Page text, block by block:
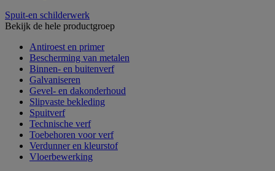
Spuit-en schilderwerk
Bekijk de hele productgroep
Antiroest en primer
Bescherming van metalen
Binnen- en buitenverf
Galvaniseren
Gevel- en dakonderhoud
Slipvaste bekleding
Spuitverf
Technische verf
Toebehoren voor verf
Verdunner en kleurstof
Vloerbewerking